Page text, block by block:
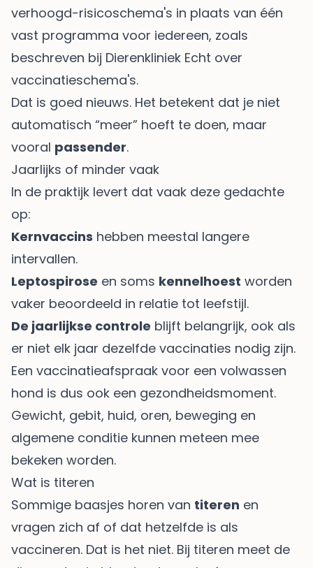
verhoogd-risicoschema's in plaats van één
vast programma voor iedereen, zoals
beschreven bij Dierenkliniek Echt over
vaccinatieschema's.
Dat is goed nieuws. Het betekent dat je niet
automatisch “meer” hoeft te doen, maar
vooral passender.
Jaarlijks of minder vaak
In de praktijk levert dat vaak deze gedachte
op:
Kernvaccins hebben meestal langere
intervallen.
Leptospirose en soms kennelhoest worden
vaker beoordeeld in relatie tot leefstijl.
De jaarlijkse controle blijft belangrijk, ook als
er niet elk jaar dezelfde vaccinaties nodig zijn.
Een vaccinatieafspraak voor een volwassen
hond is dus ook een gezondheidsmoment.
Gewicht, gebit, huid, oren, beweging en
algemene conditie kunnen meteen mee
bekeken worden.
Wat is titeren
Sommige baasjes horen van titeren en
vragen zich af of dat hetzelfde is als
vaccineren. Dat is het niet. Bij titeren meet de